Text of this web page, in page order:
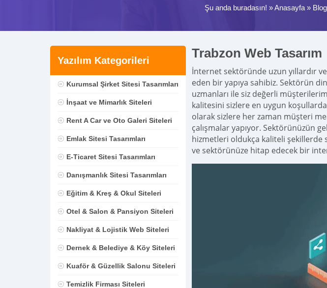
Şu anda buradasın! »Anasayfa » Blog
Yazılım Kategorileri
Kurumsal Şirket Sitesi Tasarımları
İnşaat ve Mimarlık Siteleri
Rent A Car ve Oto Galeri Siteleri
Emlak Sitesi Tasarımları
E-Ticaret Sitesi Tasarımları
Danışmanlık Sitesi Tasarımları
Eğitim & Kreş & Okul Siteleri
Otel & Salon & Pansiyon Siteleri
Nakliyat & Lojistik Web Siteleri
Dernek & Belediye & Köy Siteleri
Kuaför & Güzellik Salonu Siteleri
Temizlik Firması Siteleri
Trabzon Web Tasarım
İnternet sektöründe uzun yıllardır
eden bir yapıya sahibiz. Sektörün
uzmanları ile siz değerli
kalitesini sizlere en uygun
olarak sizlere her zaman müşteri
çalışmalar yapıyor. Sektörünüzün
hizmetleri oldukça kaliteli
ve sektörünüze hitap edecek bir